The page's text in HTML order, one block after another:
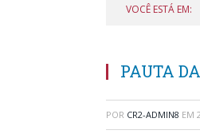
VOCÊ ESTÁ EM:
PAUTA
POR CR2-ADMIN8 EM